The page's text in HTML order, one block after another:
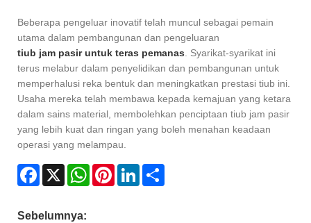
Beberapa pengeluar inovatif telah muncul sebagai pemain
utama dalam pembangunan dan pengeluaran
tiub jam pasir untuk teras pemanas. Syarikat-syarikat ini
terus melabur dalam penyelidikan dan pembangunan untuk
memperhalusi reka bentuk dan meningkatkan prestasi tiub ini.
Usaha mereka telah membawa kepada kemajuan yang ketara
dalam sains material, membolehkan penciptaan tiub jam pasir
yang lebih kuat dan ringan yang boleh menahan keadaan
operasi yang melampau.
Facebook
X WhatsAppPinterestLinkedIn
Sebelumnya: